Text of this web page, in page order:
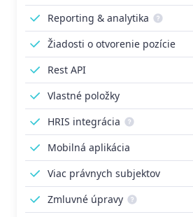
Reporting & analytika
Žiadosti o otvorenie pozície
Rest API
Vlastné položky
HRIS integrácia
Mobilná aplikácia
Viac právnych subjektov
Zmluvné úpravy